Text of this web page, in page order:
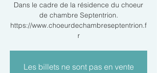
Dans le cadre de la résidence du choeur
de chambre Septentrion.
https://www.choeurdechambreseptentrion.f
r
Les billets ne sont pas en vente